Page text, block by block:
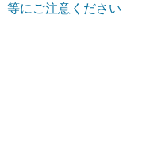
等にご注意ください